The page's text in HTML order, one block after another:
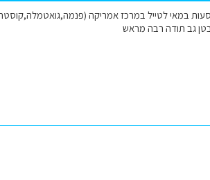
אני וחברה בנות 22 נוסעות במאי לטייל במרכז אמריקה
בטן גב תודה רבה מראש